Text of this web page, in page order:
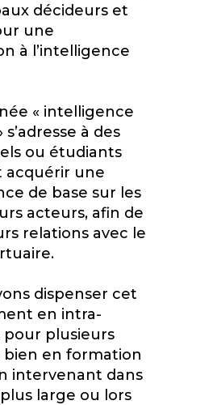
décideurs et
une
à l’intelligence
« intelligence
à des
ou étudiants
acquérir une
de base sur les
acteurs, afin de
relations avec le
dispenser cet
en intra-
plusieurs
bien en formation
intervenant dans
large ou lors